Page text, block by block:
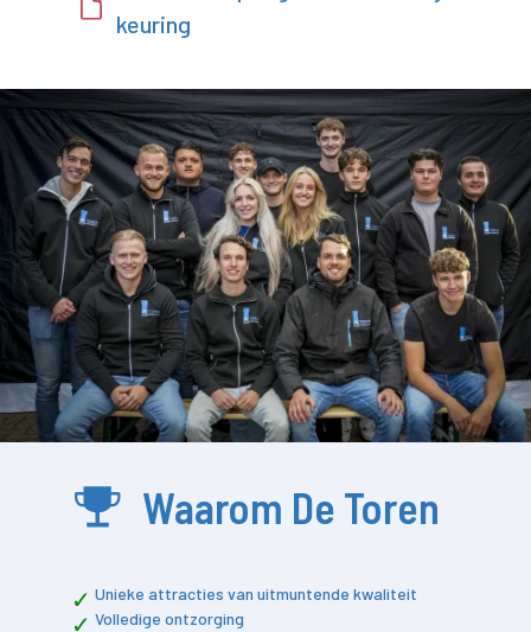
keuring
Waarom De Toren
Unieke attracties van uitmuntende kwaliteit
Volledige ontzorging